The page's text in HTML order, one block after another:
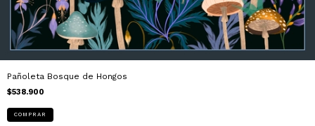
Pañoleta Bosque de Hongos
$538.900